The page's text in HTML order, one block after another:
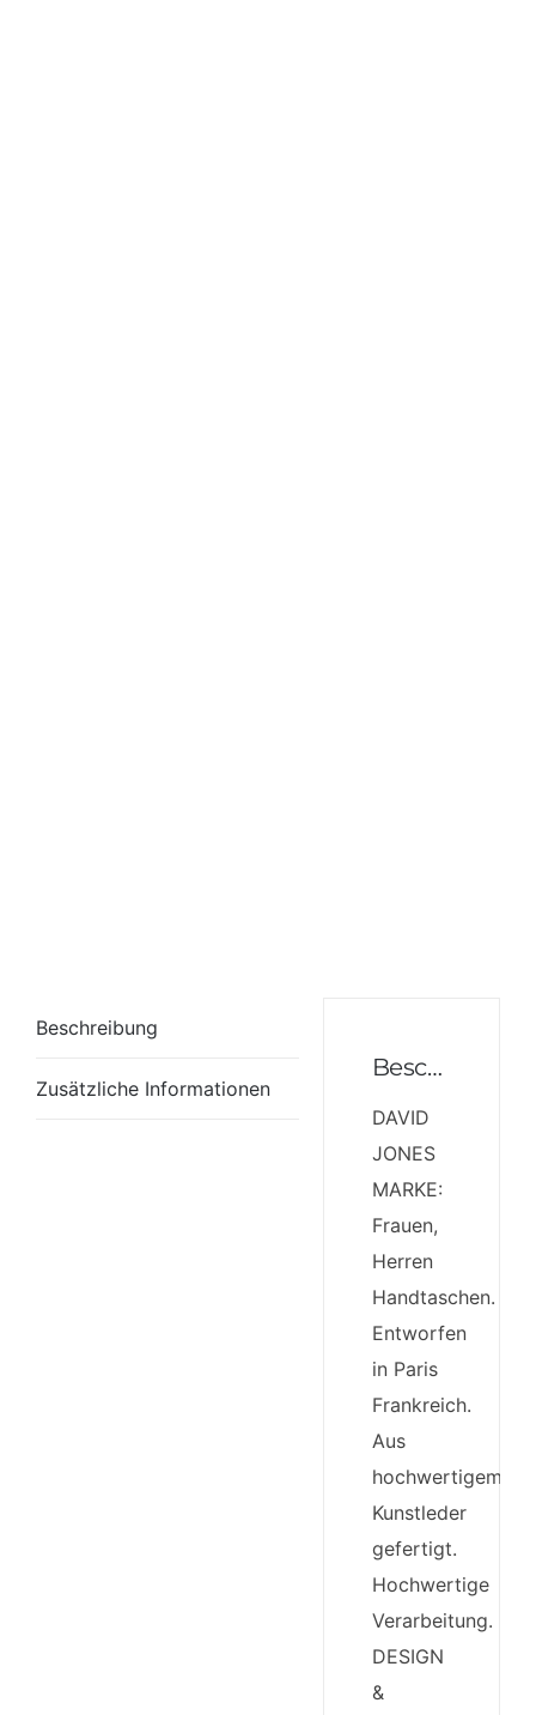
Beschreibung
Zusätzliche Informationen
Beschreibung
DAVID
JONES
MARKE:
Frauen,
Herren
Handtaschen.
Entworfen
in Paris
Frankreich.
Aus
hochwertigem
Kunstleder
gefertigt.
Hochwertige
Verarbeitung.
DESIGN
&